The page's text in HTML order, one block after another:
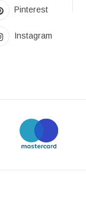
Pinterest
Instagram